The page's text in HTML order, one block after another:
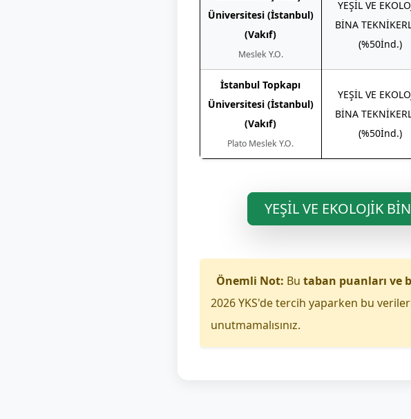
Üniversitesi (İstanbul)
(Vakıf)
Meslek Y.O.
YEŞİL VE
BİNA
(%50İnd.)
İstanbul Topkapı
Üniversitesi (İstanbul)
(Vakıf)
Plato Meslek Y.O.
YEŞİL VE
BİNA
(%50İnd.)
YEŞİL VE EKOLOJİK
Önemli Not: Bu taban puanları ve
2026 YKS'de tercih yaparken bu
unutmamalısınız.